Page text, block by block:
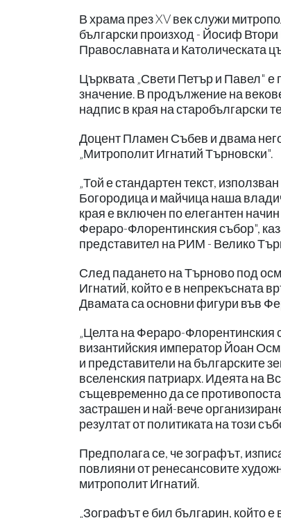
В храма през XV век служи
български произход - Йосиф
Православната и Католическата
Църквата „Свети Петър и Павел" е
значение. В продължение на
надпис в края на старобългарски
Доцент Пламен Събев и двама
„Митрополит Игнатий Търновски".
„Той е стандартен текст,
Богородица и майчица наша
края е включен по елегантен
Фераро-Флорентинския събор",
представител на РИМ - Велико
След падането на Търново под
Игнатий, който е в непрекъсната
Двамата са основни фигури във
„Целта на Фераро-Флорентинския
византийския император Йоан
и представители на българските
вселенския патриарх. Идеята на
същевременно да се
застрашен и най-вече
резултат от политиката на този
Предполага се, че зографът,
повлияни от ренесансовите
митрополит Игнатий.
„Зографът е бил българин, който